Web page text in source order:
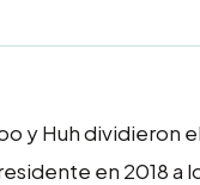
y Huh dividieron
en 2018 a